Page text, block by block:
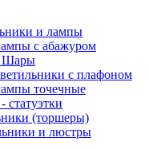
и лампы
с абажуром
Шары
с плафоном
точечные
статуэтки
(торшеры)
и люстры